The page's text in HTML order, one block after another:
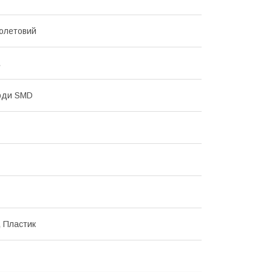
SMD
Пластик